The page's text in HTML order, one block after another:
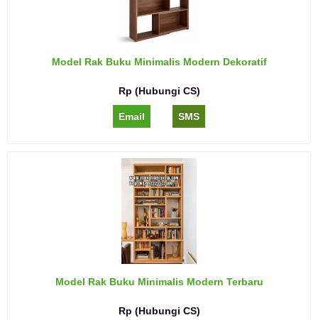
Model Rak Buku Minimalis Modern Dekoratif
Rp (Hubungi CS)
Email SMS
Model Rak Buku Minimalis Modern Terbaru
Rp (Hubungi CS)